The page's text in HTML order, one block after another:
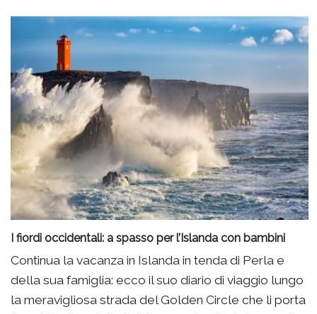
I fiordi occidentali: a spasso per l’Islanda con bambini
Continua la vacanza in Islanda in tenda di Perla e
della sua famiglia: ecco il suo diario di viaggio lungo
la meravigliosa strada del Golden Circle che li porta